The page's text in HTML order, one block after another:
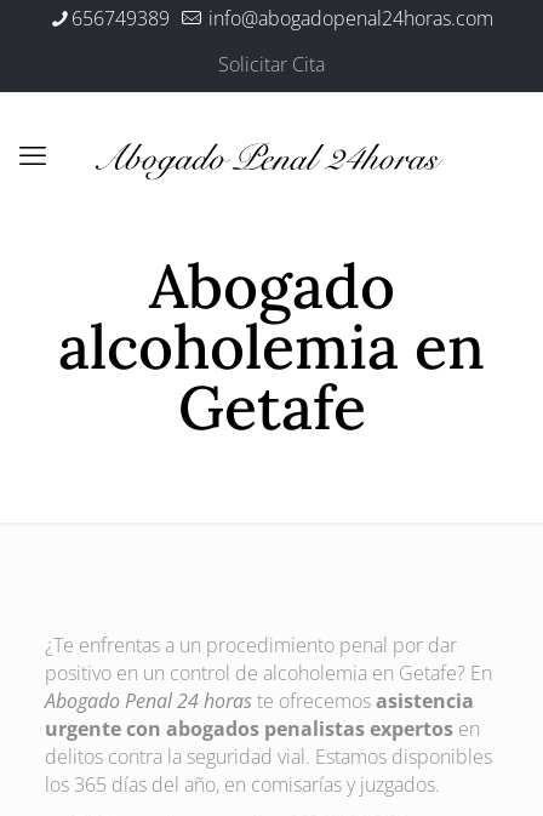
656749389
info@abogadopenal24horas.com
Solicitar Cita
Abogado
alcoholemia en
Getafe
¿Te enfrentas a un procedimiento penal por dar
positivo en un control de alcoholemia en Getafe? En
Abogado Penal 24 horaste ofrecemosasistencia
urgente con abogados penalistas expertosen
delitos contra la seguridad vial. Estamos disponibles
los 365 días del año, en comisarías y juzgados.